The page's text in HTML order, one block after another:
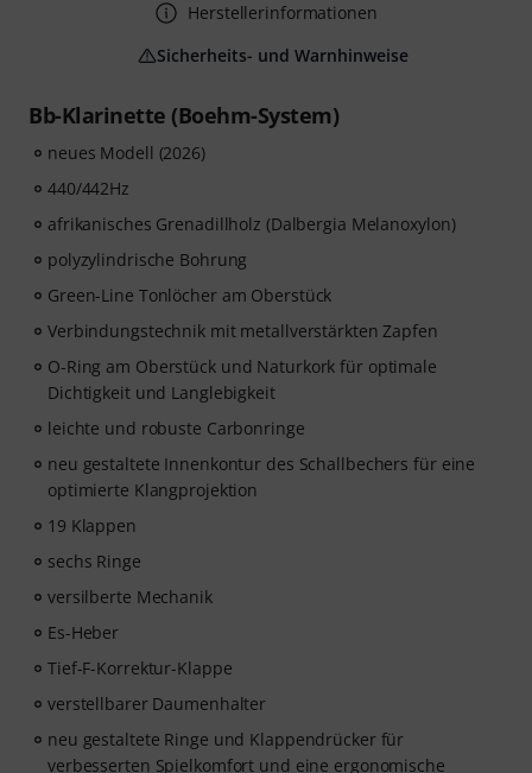
Bb-Klarinette (Boehm-System)
neues Modell (2026)
440/442Hz
afrikanisches Grenadillholz (Dalbergia Melanoxylon)
polyzylindrische Bohrung
Green-Line Tonlöcher am Oberstück
Verbindungstechnik mit metallverstärkten Zapfen
O-Ring am Oberstück und Naturkork für optimale
Dichtigkeit und Langlebigkeit
leichte und robuste Carbonringe
neu gestaltete Innenkontur des Schallbechers für eine
optimierte Klangprojektion
19 Klappen
sechs Ringe
versilberte Mechanik
Es-Heber
Tief-F-Korrektur-Klappe
verstellbarer Daumenhalter
neu gestaltete Ringe und Klappendrücker für
verbesserten Spielkomfort und eine ergonomische
Herstellerinformationen
Sicherheits- und Warnhinweise